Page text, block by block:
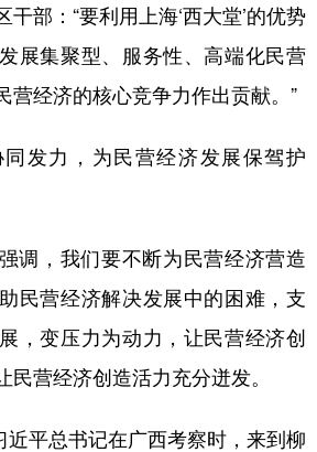
部：“要利用上海‘西大堂’的优势
展集聚型、服务性、高端化民营
营经济的核心竞争力作出贡献。”
力，为民营经济发展保驾护
，我们要不断为民营经济营造
民营经济解决发展中的困难，支
，变压力为动力，让民营经济创
民营经济创造活力充分迸发。
平总书记在广西考察时，来到柳